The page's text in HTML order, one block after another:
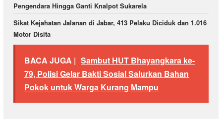
Pengendara Hingga Ganti Knalpot Sukarela
Sikat Kejahatan Jalanan di Jabar, 413 Pelaku Diciduk dan 1.016
Motor Disita
BACA JUGA | Sambut HUT Bhayangkara ke-
79, Polisi Gelar Bakti Sosial Salurkan Bahan
Pokok untuk Warga Kurang Mampu